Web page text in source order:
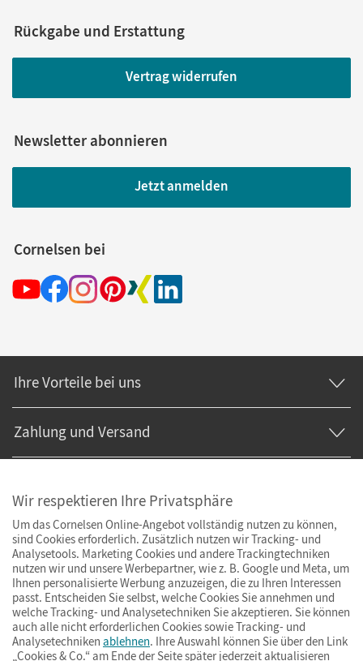
Rückgabe und Erstattung
Vertrag widerrufen
Newsletter abonnieren
Jetzt anmelden
Cornelsen bei
Ihre Vorteile bei uns
Zahlung und Versand
Wir respektieren Ihre Privatsphäre
Um das Cornelsen Online-Angebot vollständig nutzen zu können,
sind Cookies erforderlich. Zusätzlich nutzen wir Tracking- und
Analysetools. Marketing Cookies und andere Trackingtechniken
nutzen wir und unsere Werbepartner, wie z. B. Google und Meta, um
Ihnen personalisierte Werbung anzuzeigen, die zu Ihren Interessen
passt. Entscheiden Sie selbst, welche Cookies Sie annehmen und
welche Tracking- und Analysetechniken Sie akzeptieren. Sie können
auch alle nicht erforderlichen Cookies sowie Tracking- und
Analysetechniken ablehnen. Ihre Auswahl können Sie über den Link
„Cookies & Co.“ am Ende der Seite später jederzeit aktualisieren